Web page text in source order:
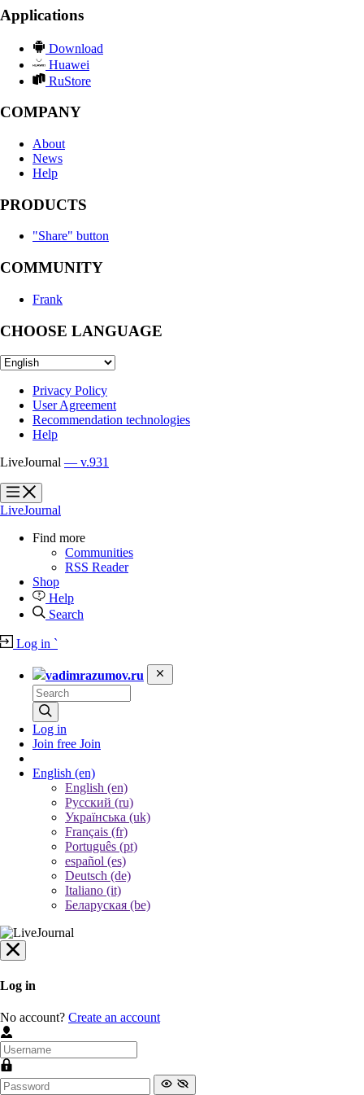
Applications
Download
Huawei
RuStore
COMPANY
About
News
Help
PRODUCTS
"Share" button
COMMUNITY
Frank
CHOOSE LANGUAGE
Privacy Policy
User Agreement
Recommendation technologies
Help
LiveJournal — v.931
?
?
LiveJournal
Find more
Communities
RSS Reader
Shop
Help
Search
Log in `
vadimrazumov.ru
Log in
Join free Join
English (en)
English (en)
Русский (ru)
Українська (uk)
Français (fr)
Português (pt)
español (es)
Deutsch (de)
Italiano (it)
Беларуская (be)
Log in
No account? Create an account